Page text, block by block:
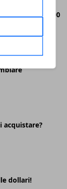
quota 8.000
acquistare?
dollari!